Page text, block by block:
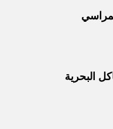
البحرية